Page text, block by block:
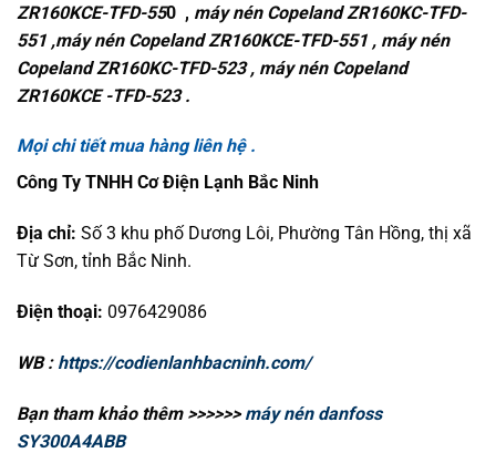
ZR160KCE-TFD-550 , máy nén Copeland ZR160KC-TFD-
551 ,máy nén Copeland ZR160KCE-TFD-551 , máy nén
Copeland ZR160KC-TFD-523 , máy nén Copeland
ZR160KCE -TFD-523 .
Mọi chi tiết mua hàng liên hệ .
Công Ty TNHH Cơ Điện Lạnh Bắc Ninh
Địa chỉ: Số 3 khu phố Dương Lôi, Phường Tân Hồng, thị xã
Từ Sơn, tỉnh Bắc Ninh.
Điện thoại: 0976429086
WB : https://codienlanhbacninh.com/
Bạn tham khảo thêm >>>>>> máy nén danfoss
SY300A4ABB